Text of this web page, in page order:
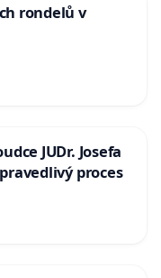
rondelů v
JUDr. Josefa
proces